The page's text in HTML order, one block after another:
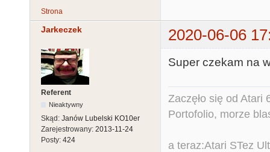
Strona
Jarkeczek 2020-06-06
Referent
Nieaktywny
Skąd: Janów Lubelski KO10er
Zarejestrowany: 2013-11-24
Posty: 424
Super czekam na
Zaczęło się od
Portofolio, morze
a teraz:Atari STez